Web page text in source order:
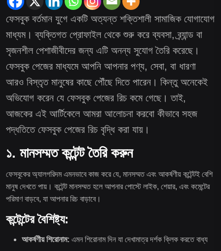
ফেসবুক বর্তমান যুগে একটি অত্যন্ত শক্তিশালী সামাজিক যোগাযোগ
মাধ্যম। ব্যক্তিগত প্রোফাইল থেকে শুরু করে ব্যবসা, ব্র্যান্ড বা
সৃজনশীল পেশাজীবীদের জন্য এটি অনন্য সুযোগ তৈরি করেছে।
ফেসবুক পেজের মাধ্যমে আপনি আপনার পণ্য, সেবা, বা ধারণা
আরও বিস্তৃত মানুষের কাছে পৌঁছে দিতে পারেন। কিন্তু অনেকেই
অভিযোগ করেন যে ফেসবুক পেজের রিচ কমে গেছে। তাই,
আজকের এই আর্টিকেলে আমরা আলোচনা করবো কীভাবে সহজ
পদ্ধতিতে ফেসবুক পেজের রিচ বৃদ্ধি করা যায়।
১. মানসম্মত কন্টেন্ট তৈরি করুন
ফেসবুকের অ্যালগরিদম এমনভাবে কাজ করে যে, মানসম্মত এবং আকর্ষণীয় কন্টেন্টই বেশি
মানুষ দেখতে পায়। কন্টেন্ট মানসম্মত হলে আপনার পোস্টে লাইক, শেয়ার, এবং কমেন্টের
পরিমাণ বাড়বে, যা আপনার রিচ বাড়াবে।
কন্টেন্টের বৈশিষ্ট্য:
আকর্ষণীয় শিরোনাম: এমন শিরোনাম দিন যা দেখামাত্র দর্শক ক্লিক করতে বাধ্য